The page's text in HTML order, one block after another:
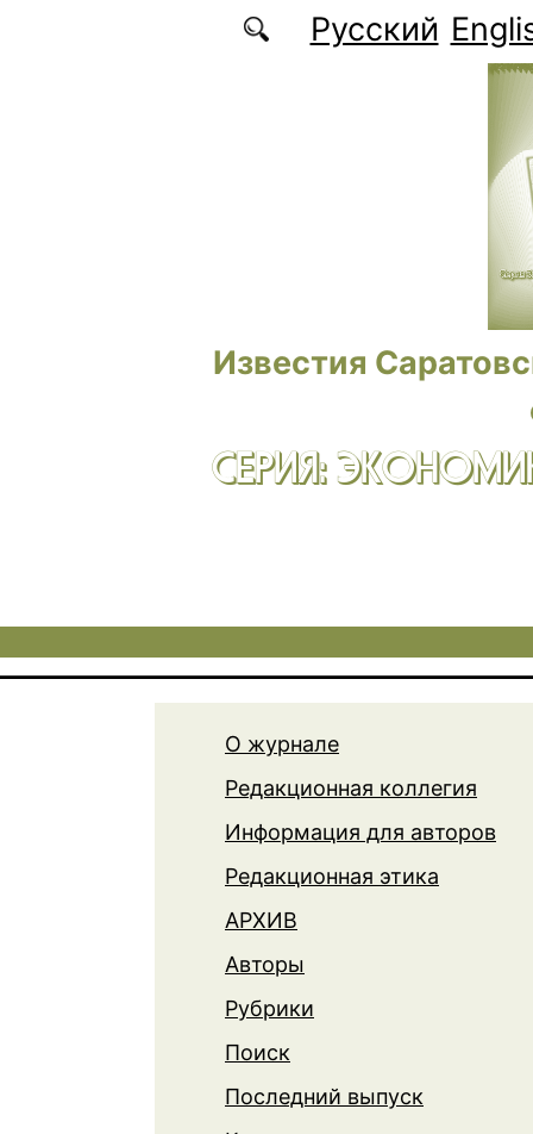
Перейти к основному содержаниюРусский
Известия
СЕРИЯ:
О журнале
Редакционная коллегия
Информация для авторов
Редакционная этика
АРХИВ
Авторы
Рубрики
Поиск
Последний выпуск